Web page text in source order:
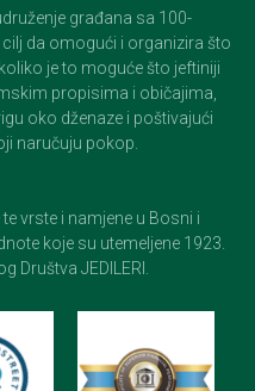
građana sa 100-
da omogući i organizira što
je to moguće što jeftiniji
propisima i običajima,
oko dženaze i poštivajući
naručuju pokop.
vrste i namjene u Bosni i
koje su utemeljene 1923.
Društva JEDILERI.